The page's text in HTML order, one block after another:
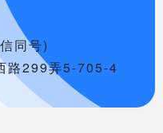
同号)
路299弄5-705-4